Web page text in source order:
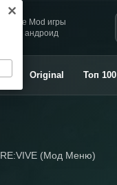
Mod игры
для андроид
Original Топ 100
(Мод Меню)